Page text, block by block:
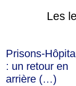
Les
Prisons-
: un retour en
arrière (…)